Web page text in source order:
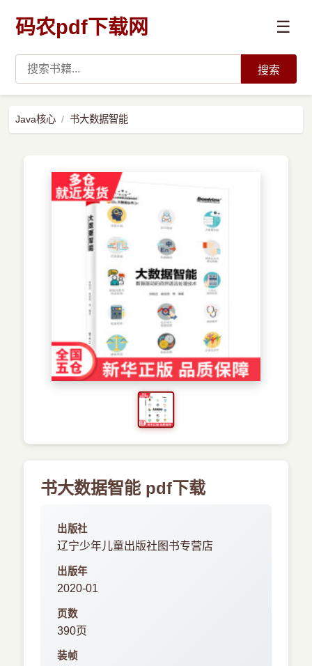
码农pdf下载网 ☰
新兴语言
预订书籍
搜索
Java核心 书大数据智能
书大数据智能 pdf下载
出版社
辽宁少年儿童出版社图书专营店
出版年
2020-01
页数
390页
装帧